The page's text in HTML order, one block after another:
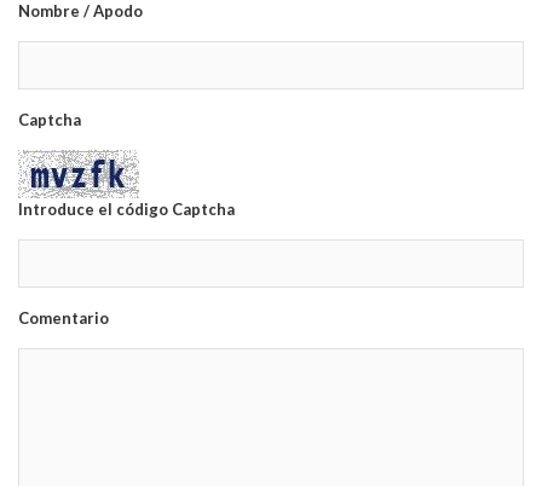
Nombre / Apodo
Captcha
Introduce el código Captcha
Comentario